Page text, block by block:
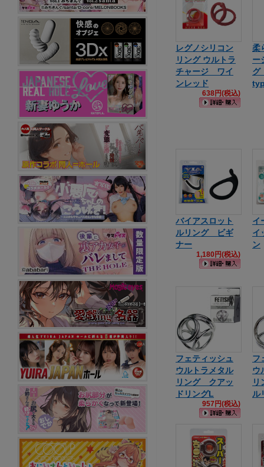
レグノシリコン
リング ウルトラ
チャージ ワイ
ンレッド
638円(税込)
柔
ー
グ
バイアスロット
ルリング ビギ
ナー
1,180円(税込)
イ
イ
ン
フェティッシュ
ウルトラメタル
リング クアッ
ドリングL
957円(税込)
フ
ウ
ル